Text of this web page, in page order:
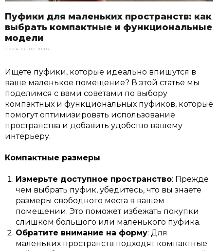
Пуфики для маленьких пространств: как
выбрать компактные и функциональные
модели
2024-06-07 10:06
Ищете пуфики, которые идеально впишутся в
ваше маленькое помещение? В этой статье мы
поделимся с вами советами по выбору
компактных и функциональных пуфиков, которые
помогут оптимизировать использование
пространства и добавить удобство вашему
интерьеру.
Компактные размеры
Измерьте доступное пространство: Прежде
чем выбрать пуфик, убедитесь, что вы знаете
размеры свободного места в вашем
помещении. Это поможет избежать покупки
слишком большого или маленького пуфика.
Обратите внимание на форму: Для
маленьких пространств подходят компактные